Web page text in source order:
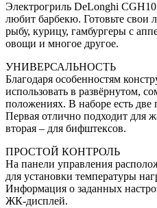
Электрогриль DeLonghi
любит барбекю. Готовьте
рыбу, курицу, гамбургеры с
овощи и многое другое.
УНИВЕРСАЛЬНОСТЬ
Благодаря особенностям
использовать в развёрнутом,
положениях. В наборе есть две
Первая отлично подходит для
вторая – для бифштексов.
ПРОСТОЙ КОНТРОЛЬ
На панели управления
для установки температуры
Информация о заданных
ЖК-дисплей.